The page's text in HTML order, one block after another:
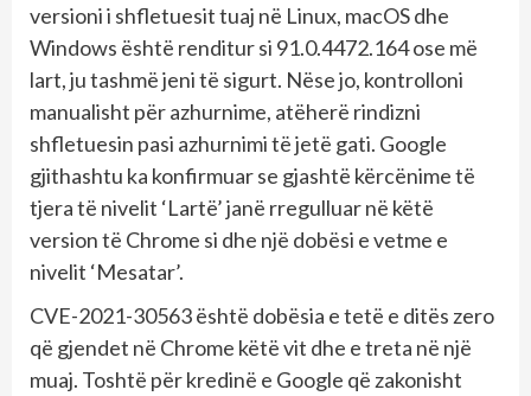
versioni i shfletuesit tuaj në Linux, macOS dhe
Windows është renditur si 91.0.4472.164 ose më
lart, ju tashmë jeni të sigurt. Nëse jo, kontrolloni
manualisht për azhurnime, atëherë rindizni
shfletuesin pasi azhurnimi të jetë gati. Google
gjithashtu ka konfirmuar se gjashtë kërcënime të
tjera të nivelit ‘Lartë’ janë rregulluar në këtë
version të Chrome si dhe një dobësi e vetme e
nivelit ‘Mesatar’.
CVE-2021-30563 është dobësia e tetë e ditës zero
që gjendet në Chrome këtë vit dhe e treta në një
muaj. Toshtë për kredinë e Google që zakonisht